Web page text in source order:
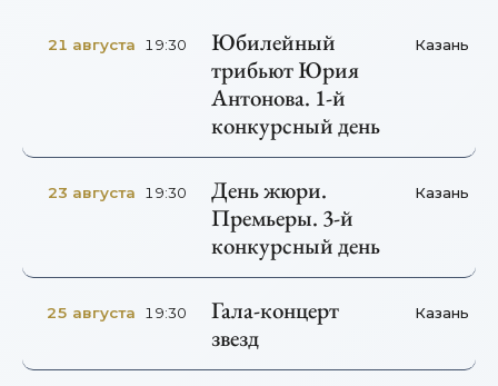
21 августа 19:30
Юбилейный
трибьют Юрия
Антонова. 1-й
конкурсный день
Казань
23 августа 19:30
День жюри.
Премьеры. 3-й
конкурсный день
Казань
25 августа 19:30
Гала-концерт
звезд
Казань